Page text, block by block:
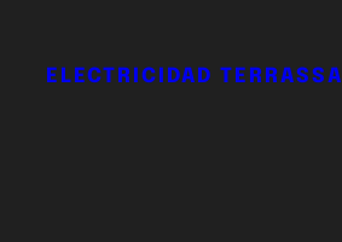
ELECTRICIDAD TERRASSA